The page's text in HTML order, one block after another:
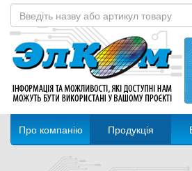
Про компанію Продукція